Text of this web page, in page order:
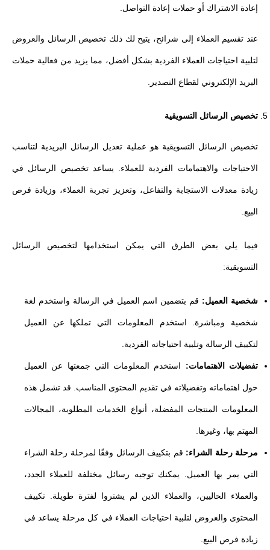
إعادة الاشتراك أو حملات إعادة التواصل.
عند تقسيم العملاء إلى شرائح، يتيح لك ذلك تخصيص الرسائل والعروض
لتلبية احتياجات العملاء الفردية بشكل أفضل، مما يزيد من فعالية حملات
البريد الإلكتروني لقطاع التصدير.
تخصيص الرسائل التسويقية
تخصيص الرسائل التسويقية هو عملية تعديل الرسائل البريدية لتناسب
الاحتياجات والاهتمامات الفردية للعملاء. يساعد تخصيص الرسائل في
زيادة معدلات الاستجابة والتفاعل، وتعزيز تجربة العملاء، وزيادة فرص
البيع.
فيما يلي بعض الطرق التي يمكن استخدامها لتخصيص الرسائل
التسويقية:
شخصية العميل: قم بتضمين اسم العميل في الرسالة واستخدم لغة
شخصية ومباشرة. استخدم المعلومات التي تملكها عن العميل
لتكييف الرسالة وتلبية احتياجاته الفردية.
تفضيلات الاهتمامات: استخدم المعلومات التي جمعتها عن العميل
حول اهتماماته وتفضيلاته في تقديم المحتوى المناسب. قد تشمل هذه
المعلومات المنتجات المفضلة، أنواع الخدمات المطلوبة، المجالات
المهتم بها، وغيرها.
مرحلة رحلة الشراء: قم بتكييف الرسائل وفقًا لمرحلة رحلة الشراء
التي يمر بها العميل. يمكنك توجيه رسائل مختلفة للعملاء الجدد،
والعملاء الحاليين، والعملاء الذين لم يشتروا لفترة طويلة. تكييف
المحتوى والعروض لتلبية احتياجات العملاء في كل مرحلة يساعد في
زيادة فرص البيع.